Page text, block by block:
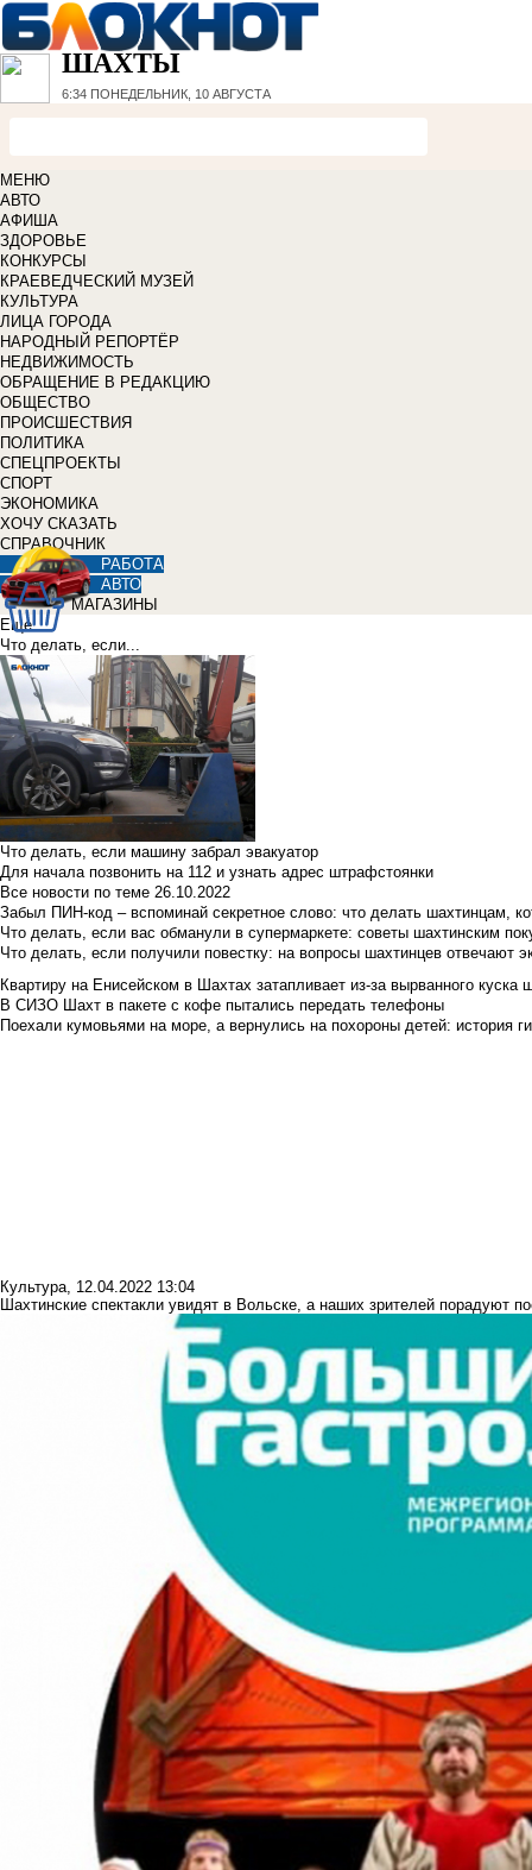
ШАХТЫ
6:34 ПОНЕДЕЛЬНИК, 10 АВГУСТА
МЕНЮ
АВТО
АФИША
ЗДОРОВЬЕ
КОНКУРСЫ
КРАЕВЕДЧЕСКИЙ МУЗЕЙ
КУЛЬТУРА
ЛИЦА ГОРОДА
НАРОДНЫЙ РЕПОРТЁР
НЕДВИЖИМОСТЬ
ОБРАЩЕНИЕ В РЕДАКЦИЮ
ОБЩЕСТВО
ПРОИСШЕСТВИЯ
ПОЛИТИКА
СПЕЦПРОЕКТЫ
СПОРТ
ЭКОНОМИКА
ХОЧУ СКАЗАТЬ
СПРАВОЧНИК
РАБОТА
АВТО
МАГАЗИНЫ
Еще
Что делать, если...
Что делать, если машину забрал эвакуатор
Для начала позвонить на 112 и узнать адрес штрафстоянки
Все новости по теме 26.10.2022
Забыл ПИН-код – вспоминай секретное слово: что делать шахтинцам,
Что делать, если вас обманули в супермаркете: советы шахтинским
Что делать, если получили повестку: на вопросы шахтинцев отвечают
Квартиру на Енисейском в Шахтах затапливает из-за вырванного
В СИЗО Шахт в пакете с кофе пытались передать телефоны
Поехали кумовьями на море, а вернулись на похороны детей: история
Культура, 12.04.2022 13:04
Шахтинские спектакли увидят в Вольске, а наших зрителей порадуют